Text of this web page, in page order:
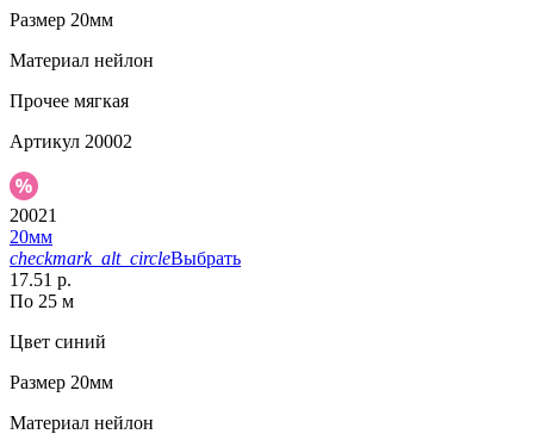
Размер 20мм
Материал нейлон
Прочее мягкая
Артикул 20002
20021
20мм
checkmark_alt_circleВыбрать
17.51 р.
По 25 м
Цвет синий
Размер 20мм
Материал нейлон